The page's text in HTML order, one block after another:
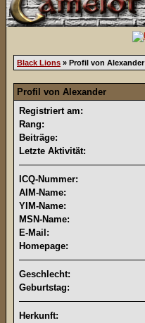
Black Lions » Profil von Alexander
Profil von Alexander
Registriert am:
Rang:
Beiträge:
Letzte Aktivität:
ICQ-Nummer:
AIM-Name:
YIM-Name:
MSN-Name:
E-Mail:
Homepage:
Geschlecht:
Geburtstag:
Herkunft: